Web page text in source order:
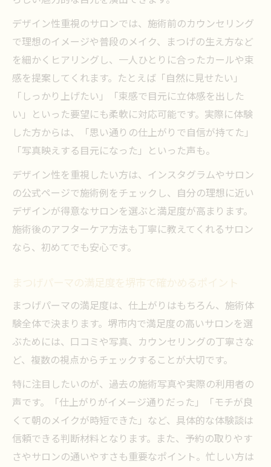
デザイン性重視のサロンでは、施術前のカウンセリング
で理想のイメージや普段のメイク、まつげの生え方など
を細かくヒアリングし、一人ひとりに合ったカールや束
感を提案してくれます。たとえば「自然に見せたい」
「しっかり上げたい」「束感で目元に立体感を出した
い」といった要望にも柔軟に対応可能です。実際に体験
した方からは、「思い通りの仕上がりで自信が持てた」
「写真映えする目元になった」といった声も。
デザイン性を重視したい方は、インスタグラムやサロン
の公式ページで施術例をチェックし、自分の理想に近い
デザインが得意なサロンを選ぶと満足度が高まります。
施術後のアフターケア方法も丁寧に教えてくれるサロン
なら、初めてでも安心です。
まつげパーマの満足度を堺市で確かめるポイント
まつげパーマの満足度は、仕上がりはもちろん、施術体
験全体で決まります。堺市内で満足度の高いサロンを選
ぶためには、口コミや写真、カウンセリングの丁寧さな
ど、複数の視点からチェックすることが大切です。
特に注目したいのが、過去の施術写真や実際の利用者の
声です。「仕上がりがイメージ通りだった」「モチが良
くて朝のメイクが時短できた」など、具体的な体験談は
信頼できる判断材料となります。また、予約の取りやす
さやサロンの通いやすさも重要なポイント。忙しい方は